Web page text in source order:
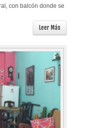
con balcón donde se
Leer Más